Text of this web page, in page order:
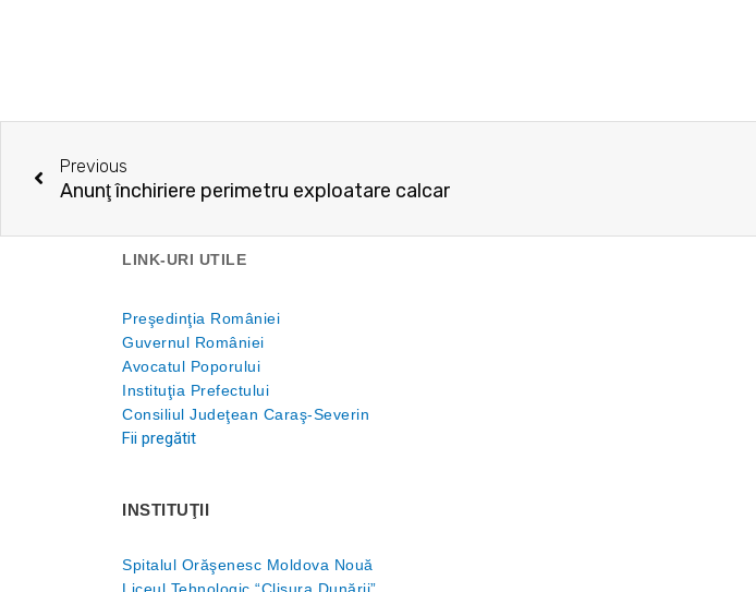
Previous
Anunţ închiriere perimetru exploatare calcar
LINK-URI UTILE
Preşedinţia României
Guvernul României
Avocatul Poporului
Instituţia Prefectului
Consiliul Judeţean Caraş-Severin
Fii pregătit
INSTITUŢII
Spitalul Orăşenesc Moldova Nouă